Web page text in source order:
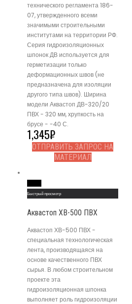
технического регламента 186-
07, утвержденного всеми
значимыми строительными
институтами на территории РФ.
Серия гидроизоляционных
шпонок ДВ используется для
герметизации только
деформационных швов (не
предназначена для изоляции
другого типа швов). Ширина
модели Аквастоп ДВ-320/20
ПВХ - 320 мм, хрупкость на
брусе - -40 С.
1,345₽
ОТПРАВИТЬ ЗАПРОС НА
МАТЕРИАЛ
Быстрый просмотр
Аквастоп ХВ-500 ПВХ
Аквастоп ХВ-500 ПВХ -
специальная технологическая
лента, производящаяся на
основе качественного ПВХ
сырья. В любом строительном
проекте эта
гидроизоляционная шпонка
выполняет роль гидроизоляции